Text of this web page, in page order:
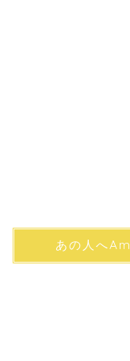
あの人へ